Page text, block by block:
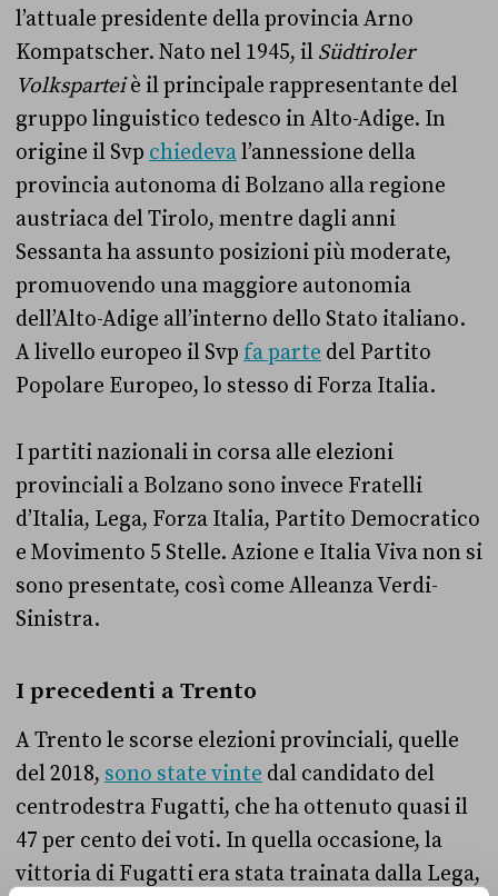
l’attuale presidente della provincia Arno
Kompatscher. Nato nel 1945, il Südtiroler
Volksparteiè il principale rappresentante del
gruppo linguistico tedesco in Alto-Adige. In
origine il Svp chiedeval’annessione della
provincia autonoma di Bolzano alla regione
austriaca del Tirolo, mentre dagli anni
Sessanta ha assunto posizioni più moderate,
promuovendo una maggiore autonomia
dell’Alto-Adige all’interno dello Stato italiano.
A livello europeo il Svp fa parte del Partito
Popolare Europeo, lo stesso di Forza Italia.
I partiti nazionali in corsa alle elezioni
provinciali a Bolzano sono invece Fratelli
d’Italia, Lega, Forza Italia, Partito Democratico
e Movimento 5 Stelle. Azione e Italia Viva non si
sono presentate, così come Alleanza Verdi-
Sinistra.
I precedenti a Trento
A Trento le scorse elezioni provinciali, quelle
del 2018, sono state vinte dal candidato del
centrodestra Fugatti, che ha ottenuto quasi il
47 per cento dei voti. In quella occasione, la
vittoria di Fugatti era stata trainata dalla Lega,